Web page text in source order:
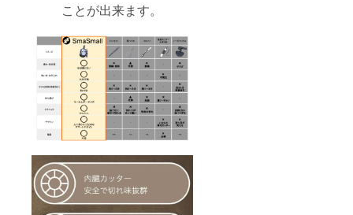
ことが出来ます。